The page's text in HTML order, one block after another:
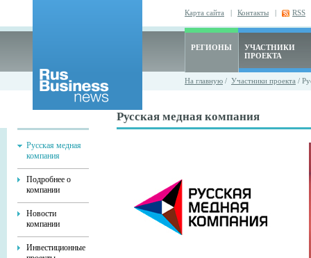
Карта сайта | Контакты | RSS
РЕГИОНЫ
УЧАСТНИКИ
ПРОЕКТА
На главную / Участники проекта /
Русская медная
компания
Подробнее о
компании
Новости
компании
Инвестиционные
Русская медная компания